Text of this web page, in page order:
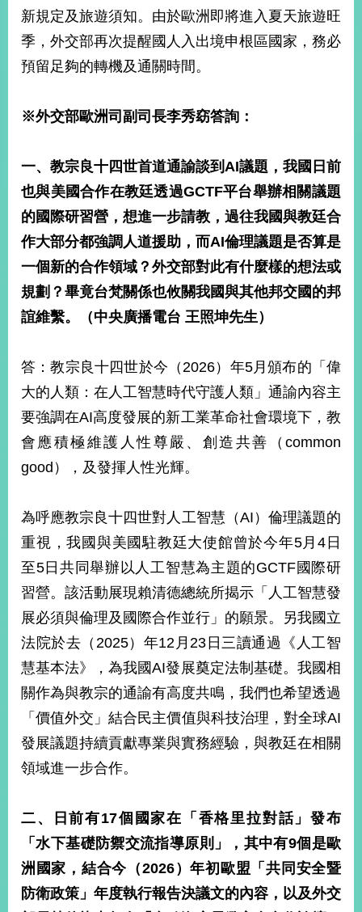
國
家
與
區
際
播
政
府
資
訊
公
開
民
服
本
相
網
站
部
長
信
箱
粉
絲
專
頁
LINEInstagram
X平台
(原推特)
APPYouTube
RSS
政
站
資
料
開
放
新規定及旅遊須知。由於歐洲即將進入夏天旅遊旺
季，外交部再次提醒國人入出境申根區國家，務必
預留足夠的轉機及通關時間。
※外交部歐洲司副司長李秀窈答詢：
一、教宗良十四世首道通諭談到 AI議題，我國日前
也與美國合作在教廷透過GCTF平台舉辦相關議題
的國際研習營，想進一步請教，過往我國與教廷合
作大部分都強調人道援助，而AI倫理議題是否算是
一個新的合作領域？外交部對此有什麼樣的想法或
規劃？畢竟台梵關係也攸關我國與其他邦交國的邦
誼維繫。（中央廣播電台 王照坤先生）
答：教宗良十四世於今（2026）年5月頒布的「偉
大的人類：在人工智慧時代守護人類」通諭內容主
要強調在AI高度發展的新工業革命社會環境下，教
會應積極維護人性尊嚴、創造共善（common
good），及發揮人性光輝。
為呼應教宗良十四世對人工智慧（AI）倫理議題的
重視，我國與美國駐教廷大使館曾於今年5月4日
至5日共同舉辦以人工智慧為主題的GCTF國際研
習營。該活動展現賴清德總統所揭示「人工智慧發
展必須與倫理及國際合作並行」的願景。另我國立
法院於去（2025）年12月23日三讀通過《人工智
慧基本法》，為我國AI發展奠定法制基礎。我國相
關作為與教宗的通諭有高度共鳴，我們也希望透過
「價值外交」結合民主價值與科技治理，對全球AI
發展議題持續貢獻專業與實務經驗，與教廷在相關
領域進一步合作。
二、日前有17個國家在「香格里拉對話」發布
「水下基礎防禦交流指導原則」，其中有9個是歐
洲國家，結合今（2026）年初歐盟「共同安全暨
防衛政策」年度執行報告決議文的內容，以及外交